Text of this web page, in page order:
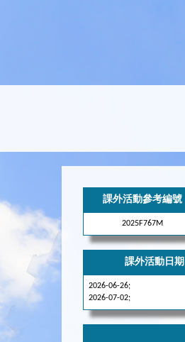
課外活動參考編號
2025F767M
課外活動日期
2026-06-26;
2026-07-02;